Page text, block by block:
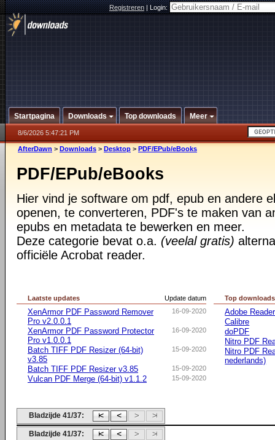
Registreren|Login:
Startpagina Downloads Top downloads Meer
8/6/2026 5:47:21 PM
AfterDawn > Downloads > Desktop > PDF/EPub/eBooks
PDF/EPub/eBooks
Hier vind je software om pdf, epub en andere
openen, te converteren, PDF's te maken van
epubs en metadata te bewerken en meer.
Deze categorie bevat o.a. (veelal gratis)
officiële Acrobat reader.
Update datum
Laatste updates
16-09-2020
XenArmor PDF Password Remover
Pro v2.0.0.1
16-09-2020
XenArmor PDF Password Protector
Pro v1.0.0.1
15-09-2020
Batch TIFF PDF Resizer (64-bit)
v3.85
15-09-2020
Batch TIFF PDF Resizer v3.85
15-09-2020
Vulcan PDF Merge (64-bit) v1.1.2
Top downloads
Adobe
Calibre
doPDF
Nitro PDF
Nitro PDF
nederlands)
Bladzijde 41/37:
Bladzijde 41/37: